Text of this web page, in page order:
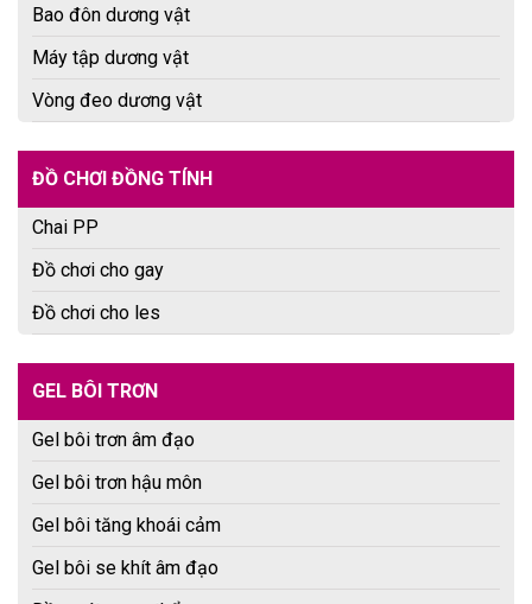
Bao đôn dương vật
Máy tập dương vật
Vòng đeo dương vật
ĐỒ CHƠI ĐỒNG TÍNH
Chai PP
Đồ chơi cho gay
Đồ chơi cho les
GEL BÔI TRƠN
Gel bôi trơn âm đạo
Gel bôi trơn hậu môn
Gel bôi tăng khoái cảm
Gel bôi se khít âm đạo